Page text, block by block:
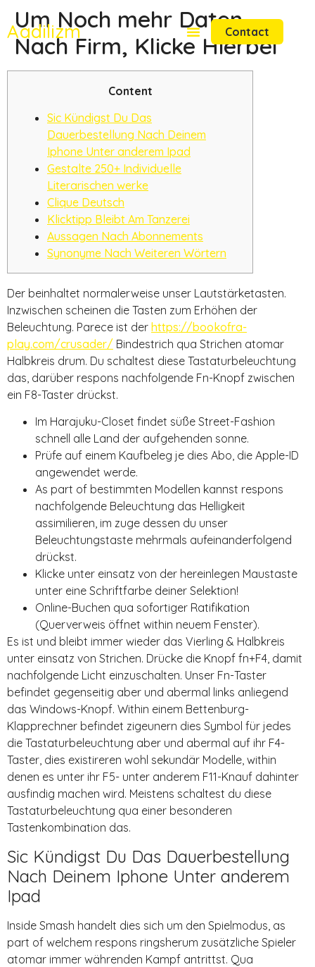
Aadilizm Contact
Um Noch mehr Daten
Nach Firm, Klicke Hierbei
Content
Sic Kündigst Du Das
Dauerbestellung Nach Deinem
Iphone Unter anderem Ipad
Gestalte 250+ Individuelle
Literarischen werke
Clique Deutsch
Klicktipp Bleibt Am Tanzerei
Aussagen Nach Abonnements
Synonyme Nach Weiteren Wörtern
Der beinhaltet normalerweise unser Lautstärketasten.
Inzwischen scheinen die Tasten zum Erhöhen der
Beleuchtung. Parece ist der https://bookofra-
play.com/crusader/ Bindestrich qua Strichen atomar
Halbkreis drum. Du schaltest diese Tastaturbeleuchtung
das, darüber respons nachfolgende Fn-Knopf zwischen
ein F8-Taster drückst.
Im Harajuku-Closet findet süße Street-Fashion
schnell alle Land der aufgehenden sonne.
Prüfe auf einem Kaufbeleg je dies Abo, die Apple-ID
angewendet werde.
As part of bestimmten Modellen kannst respons
nachfolgende Beleuchtung das Helligkeit
assimilieren, im zuge dessen du unser
Beleuchtungstaste mehrmals aufeinanderfolgend
drückst.
Klicke unter einsatz von der hereinlegen Maustaste
unter eine Schriftfarbe deiner Selektion!
Online-Buchen qua sofortiger Ratifikation
(Querverweis öffnet within neuem Fenster).
Es ist und bleibt immer wieder das Vierling & Halbkreis
unter einsatz von Strichen. Drücke die Knopf fn+F4, damit
nachfolgende Licht einzuschalten. Unser Fn-Taster
befindet gegenseitig aber und abermal links anliegend
das Windows-Knopf. Within einem Bettenburg-
Klapprechner befindet zigeunern dies Symbol für jedes
die Tastaturbeleuchtung aber und abermal auf ihr F4-
Taster, dies existireren wohl sekundär Modelle, within
denen es unter ihr F5- unter anderem F11-Knauf dahinter
ausfindig machen wird. Meistens schaltest du diese
Tastaturbeleuchtung qua einer besonderen
Tastenkombination das.
Sic Kündigst Du Das Dauerbestellung
Nach Deinem Iphone Unter anderem
Ipad
Inside Smash handelt dies sich um den Spielmodus, as
part of welchem respons ringsherum zusätzliche Spieler
atomar immer währenden Kampf antrittst. Qua